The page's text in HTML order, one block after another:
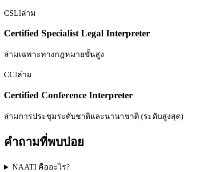
CSLIล่าม
Certified Specialist Legal Interpreter
ล่ามเฉพาะทางกฎหมายขั้นสูง
CCIล่าม
Certified Conference Interpreter
ล่ามการประชุมระดับชาติและนานาชาติ (ระดับสูงสุด)
คำถามที่พบบ่อย
NAATI คืออะไร?